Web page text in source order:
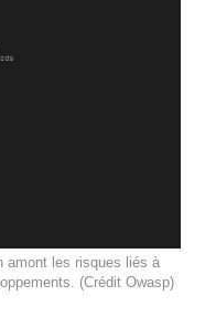
amont les risques liés à
(Crédit Owasp)